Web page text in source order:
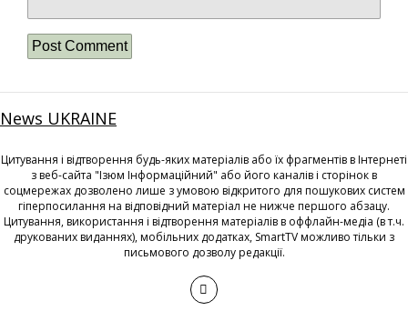
News UKRAINE
Цитування і відтворення будь-яких матеріалів або їх фрагментів в Інтернеті
з веб-сайта "Ізюм Інформаційний" або його каналів і сторінок в
соцмережах дозволено лише з умовою відкритого для пошукових систем
гіперпосилання на відповідний матеріал не нижче першого абзацу.
Цитування, використання і відтворення матеріалів в оффлайн-медіа (в т.ч.
друкованих виданнях), мобільних додатках, SmartTV можливо тільки з
письмового дозволу редакції.